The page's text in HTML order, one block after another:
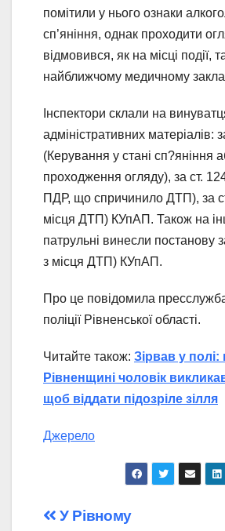
помітили у нього ознаки
сп’яніння, однак проходити
відмовився, як на місці події,
найближчому медичному
Інспектори склали на
адміністративних матеріалів:
(Керування у стані сп?яніння
проходження огляду), за ст.
ПДР, що спричинило ДТП), за
місця ДТП) КУпАП. Також на
патрульні винесли постанову
з місця ДТП) КУпАП.
Про це повідомила
поліції Рівненської області.
Читайте також: Зірвав у полі:
Рівненщині чоловік
щоб віддати підозріле зілля
Джерело
Навігація
У Рівному